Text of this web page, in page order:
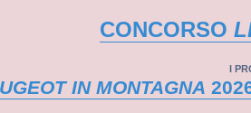
CONCORSO
I
IN MONTAGNA